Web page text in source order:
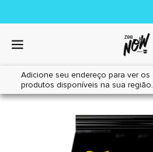
Adicione seu endereço para ver os
produtos disponíveis na sua região.
Home|Gatos|Alimentos